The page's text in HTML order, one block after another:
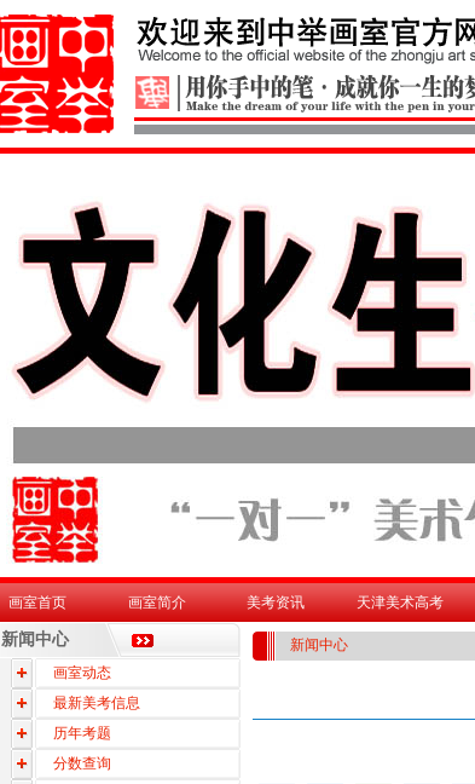
画室首页 画室简介 美考资讯 天津美术高考
新闻中心
画室动态
最新美考信息
历年考题
分数查询
新闻中心